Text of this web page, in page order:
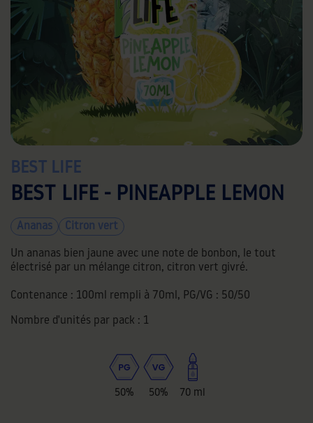
BEST LIFE
BEST LIFE - PINEAPPLE LEMON
Ananas Citron vert
Un ananas bien jaune avec une note de bonbon, le tout
électrisé par un mélange citron, citron vert givré.
Contenance : 100ml rempli à 70ml, PG/VG : 50/50
Nombre d'unités par pack : 1
50% 50% 70 ml